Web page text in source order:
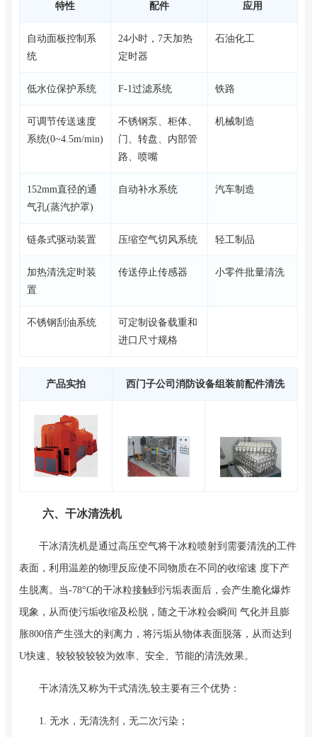
特性 配件 应用
自动面板控制系
统
24小时，7天加热
定时器
石油化工
低水位保护系统 F-1过滤系统 铁路
可调节传送速度
系统(0~4.5m/min)
不锈钢泵、柜体、
门、转盘、内部管
路、喷嘴
机械制造
152mm直径的通
气孔(蒸汽护罩)
自动补水系统 汽车制造
链条式驱动装置 压缩空气切风系统 轻工制品
加热清洗定时装
置
传送停止传感器 小零件批量清洗
不锈钢刮油系统
可定制设备载重和
进口尺寸规格
产品实拍 西门子公司消防设备组装前配件清洗
六、干冰清洗机
干冰清洗机是通过高压空气将干冰粒喷射到需要清洗的工件
表面，利用温差的物理反应使不同物质在不同的收缩速 度下产
生脱离。当-78°C的干冰粒接触到污垢表面后，会产生脆化爆炸
现象，从而使污垢收缩及松脱，随之干冰粒会瞬间 气化并且膨
胀800倍产生强大的剥离力，将污垢从物体表面脱落，从而达到
U快速、较较较较较为效率、安全、节能的清洗效果。
干冰清洗又称为干式清洗,较主要有三个优势：
1. 无水，无清洗剂，无二次污染；